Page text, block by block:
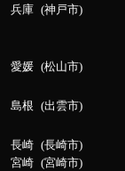
兵庫
神戸市
愛媛
松山市
島根
出雲市
長崎
長崎市
宮崎
宮崎市